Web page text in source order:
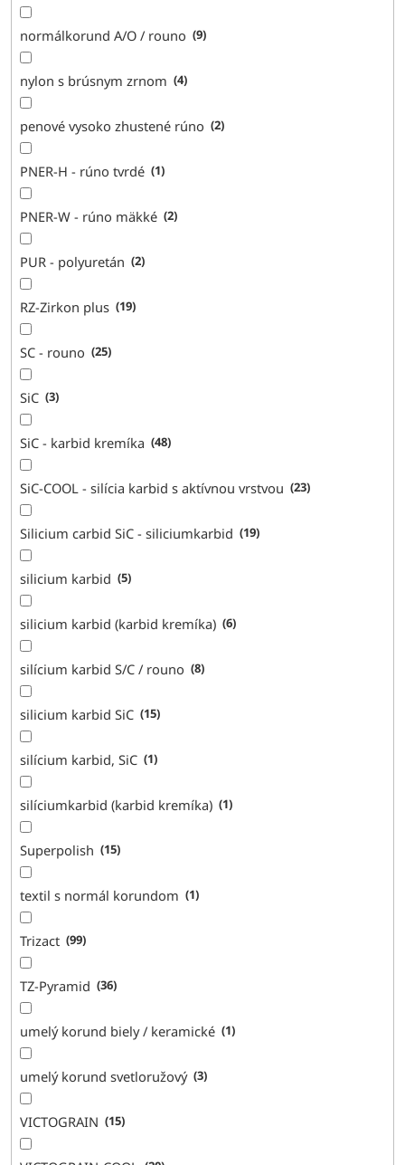
normálkorund A/O / rouno 9
nylon s brúsnym zrnom 4
penové vysoko zhustené rúno 2
PNER-H - rúno tvrdé 1
PNER-W - rúno mäkké 2
PUR - polyuretán 2
RZ-Zirkon plus 19
SC - rouno 25
SiC 3
SiC - karbid kremíka 48
SiC-COOL - silícia karbid s aktívnou vrstvou 23
Silicium carbid SiC - siliciumkarbid 19
silicium karbid 5
silicium karbid (karbid kremíka) 6
silícium karbid S/C / rouno 8
silicium karbid SiC 15
silícium karbid, SiC 1
silíciumkarbid (karbid kremíka) 1
Superpolish 15
textil s normál korundom 1
Trizact 99
TZ-Pyramid 36
umelý korund biely / keramické 1
umelý korund svetloružový 3
VICTOGRAIN 15